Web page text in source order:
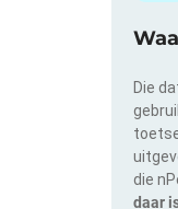
Die
die
daar